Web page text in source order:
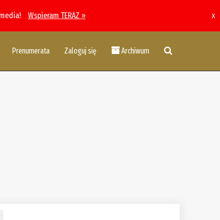
Wspieram TERAZ » x
Prenumerata Zaloguj się Archiwum